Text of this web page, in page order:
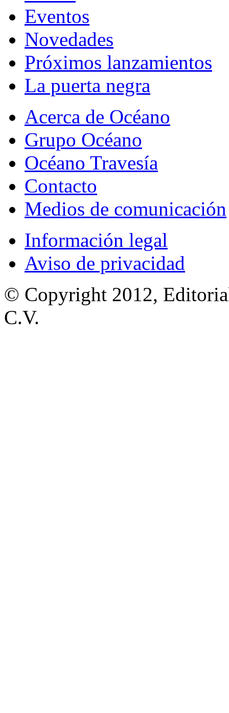
Eventos
Novedades
Próximos lanzamientos
La puerta negra
Acerca de Océano
Grupo Océano
Océano Travesía
Contacto
Medios de comunicación
Información legal
Aviso de privacidad
© Copyright 2012,
C.V.